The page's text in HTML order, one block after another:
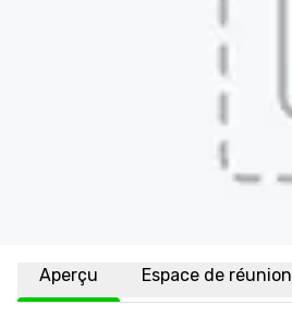
Aperçu Espace de réunion